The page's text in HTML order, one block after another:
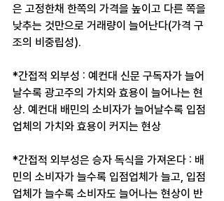
은 고정한채 한쪽의 가격을 높이고 다른 쪽을
낮추는 것만으로 거래량이 늘어난다(가격 구
조의 비중립성). ​
*간접적 외부성 : 예컨대 신문 구독자가 늘어
날수록 광고주의 가치와 효용이 늘어나는 현
상. 예컨대 배민의 소비자가 늘어날수록 입점
업체의 가치와 효용이 커지는 현상
*간접적 외부성은 승자 독식을 가져온다 : 배
민의 소비자가 늘수록 입점업체가 늘고, 입점
업체가 늘수록 소비자도 늘어나는 현상이 반